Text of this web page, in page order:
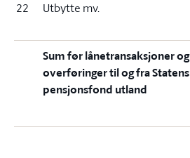
22 Utbytte mv.
Sum før lånetransaksjoner og
overføringer til og fra Statens
pensjonsfond utland